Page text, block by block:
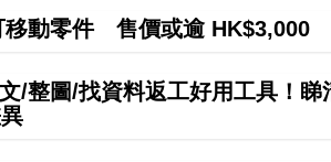
移動零件 售價或逾 HK$3,000
/整圖/找資料返工好用工具！睇